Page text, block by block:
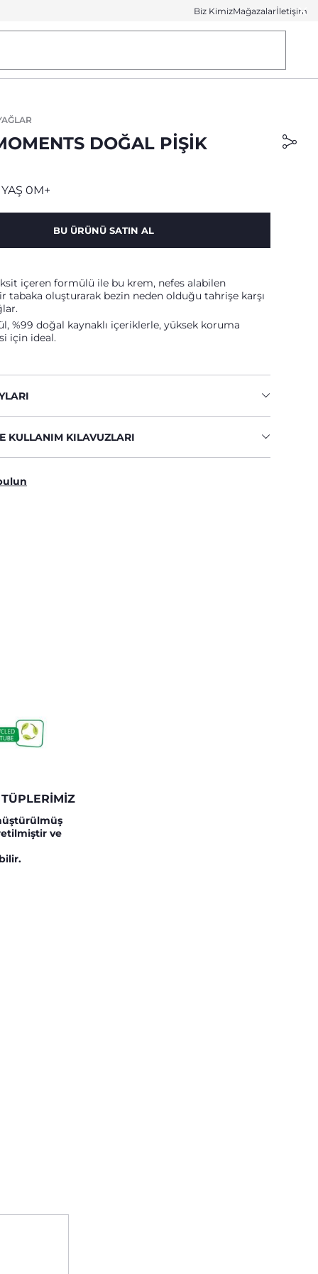
Biz KimizMağazalarİletişim
DOĞAL PIŞIK
0M+
BU ÜRÜNÜ SATIN AL
içeren formülü ile bu krem, nefes alabilen
tabaka oluşturarak bezin neden olduğu tahrişe karşı
%99 doğal kaynaklı içeriklerle, yüksek koruma
için ideal.
KULLANIM KILAVUZLARI
ve